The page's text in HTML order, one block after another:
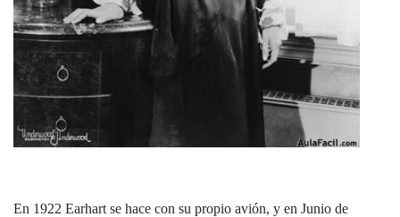
En 1922 Earhart se hace con su propio avión, y en Junio de